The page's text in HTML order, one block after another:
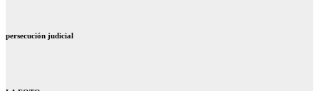
persecución judicial